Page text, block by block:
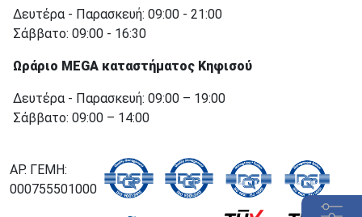
Δευτέρα - Παρασκευή: 09:00 - 21:00
Σάββατο: 09:00 - 16:30
Ωράριο MEGA καταστήματος Κηφισού
Δευτέρα - Παρασκευή: 09:00 – 19:00
Σάββατο: 09:00 – 14:00
ΑΡ. ΓΕΜΗ:
000755501000